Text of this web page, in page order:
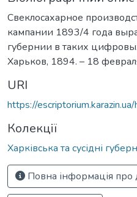
Свеклосахарное
кампании 1893/4 года
губернии в таких
Харьков, 1894. – 18
URI
https://
Колекції
Харківська та сусідні
Повна інформація про